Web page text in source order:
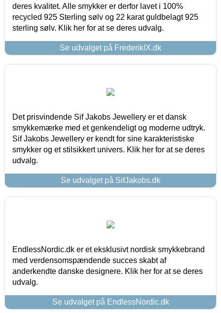
deres kvalitet. Alle smykker er derfor lavet i 100%
recycled 925 Sterling sølv og 22 karat guldbelagt 925
sterling sølv. Klik her for at se deres udvalg.
Se udvalget på FrederikIX.dk
Det prisvindende Sif Jakobs Jewellery er et dansk
smykkemærke med et genkendeligt og moderne udtryk.
Sif Jakobs Jewellery er kendt for sine karakteristiske
smykker og et stilsikkert univers. Klik her for at se deres
udvalg.
Se udvalget på SifJakobs.dk
EndlessNordic.dk er et eksklusivt nordisk smykkebrand
med verdensomspændende succes skabt af
anderkendte danske designere. Klik her for at se deres
udvalg.
Se udvalget på EndlessNordic.dk